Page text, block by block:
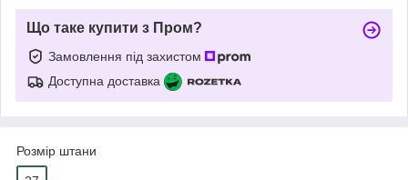
Що таке купити з Пром?
Замовлення під захистом
Доступна доставка
Розмір штани